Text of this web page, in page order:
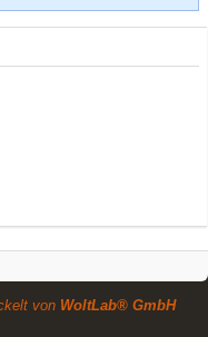
von WoltLab® GmbH